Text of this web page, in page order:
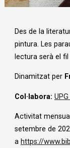
Des de la
pintura. Les
lectura serà el
Dinamitzat per
Col·labora:
Activitat
setembre de
a https://